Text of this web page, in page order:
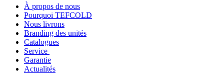
À propos de nous
Pourquoi TEFCOLD
Nous livrons
Branding des unités
Catalogues
Service
Garantie
Actualités